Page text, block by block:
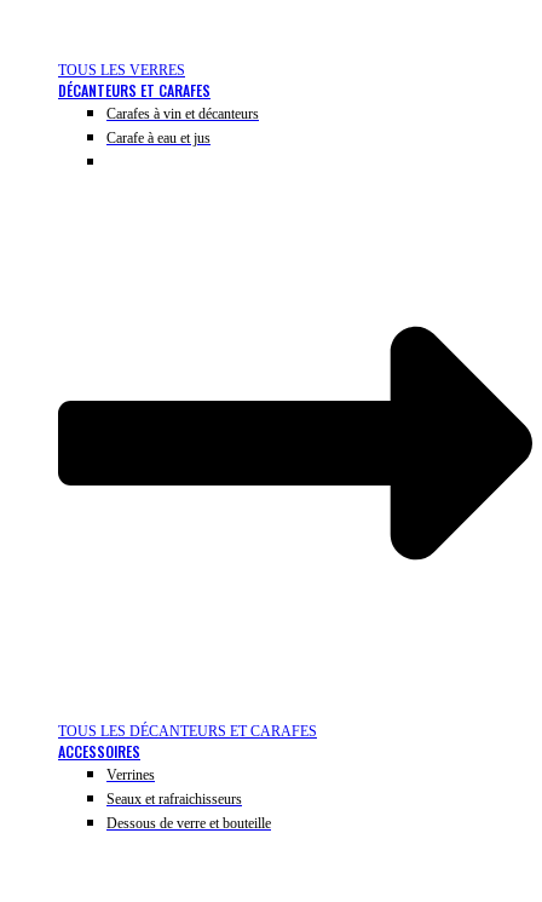
TOUS LES VERRES
DÉCANTEURS ET CARAFES
Carafes à vin et décanteurs
Carafe à eau et jus
TOUS LES DÉCANTEURS ET CARAFES
ACCESSOIRES
Verrines
Seaux et rafraichisseurs
Dessous de verre et bouteille